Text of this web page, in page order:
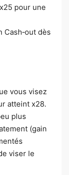
pour une
Cash‑out dès
vous visez
atteint x28.
plus
(gain
viser le